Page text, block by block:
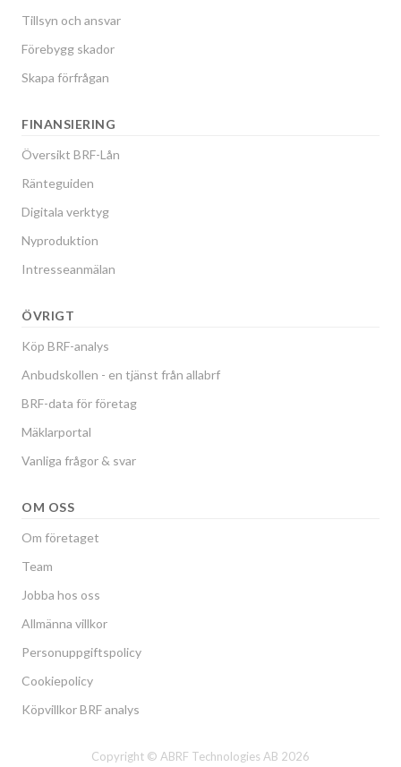
Tillsyn och ansvar
Förebygg skador
Skapa förfrågan
FINANSIERING
Översikt BRF-Lån
Ränteguiden
Digitala verktyg
Nyproduktion
Intresseanmälan
ÖVRIGT
Köp BRF-analys
Anbudskollen - en tjänst från allabrf
BRF-data för företag
Mäklarportal
Vanliga frågor & svar
OM OSS
Om företaget
Team
Jobba hos oss
Allmänna villkor
Personuppgiftspolicy
Cookiepolicy
Köpvillkor BRF analys
Copyright © ABRF Technologies AB 2026